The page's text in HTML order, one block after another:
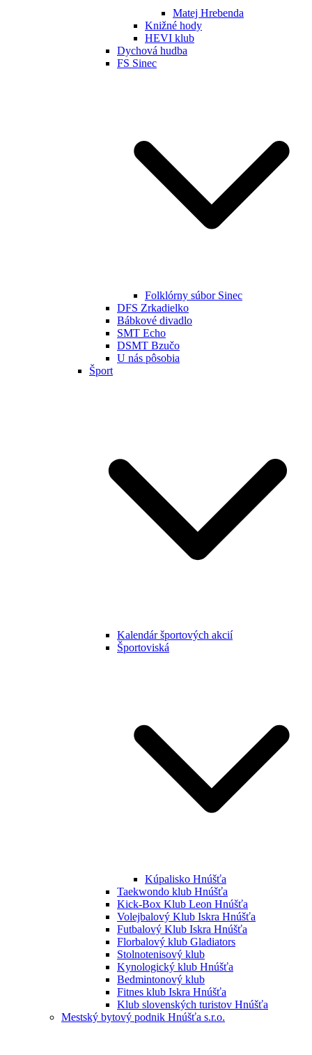
Matej Hrebenda
Knižné hody
HEVI klub
Dychová hudba
FS Sinec
Folklórny súbor Sinec
DFS Zrkadielko
Bábkové divadlo
SMT Echo
DSMT Bzučo
U nás pôsobia
Šport
Kalendár športových akcií
Športoviská
Kúpalisko Hnúšťa
Taekwondo klub Hnúšťa
Kick-Box Klub Leon Hnúšťa
Volejbalový Klub Iskra Hnúšťa
Futbalový Klub Iskra Hnúšťa
Florbalový klub Gladiators
Stolnotenisový klub
Kynologický klub Hnúšťa
Bedmintonový klub
Fitnes klub Iskra Hnúšťa
Klub slovenských turistov Hnúšťa
Mestský bytový podnik Hnúšťa s.r.o.